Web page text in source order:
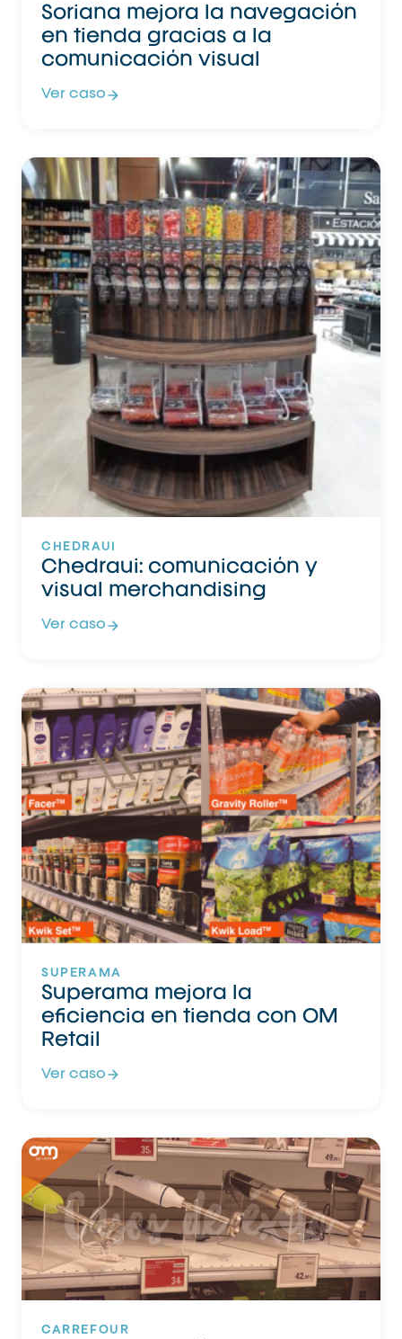
Soriana mejora la navegación
en tienda gracias a la
comunicación visual
Ver caso
CHEDRAUI
Chedraui: comunicación y
visual merchandising
Ver caso
SUPERAMA
Superama mejora la
eficiencia en tienda con OM
Retail
Ver caso
CARREFOUR